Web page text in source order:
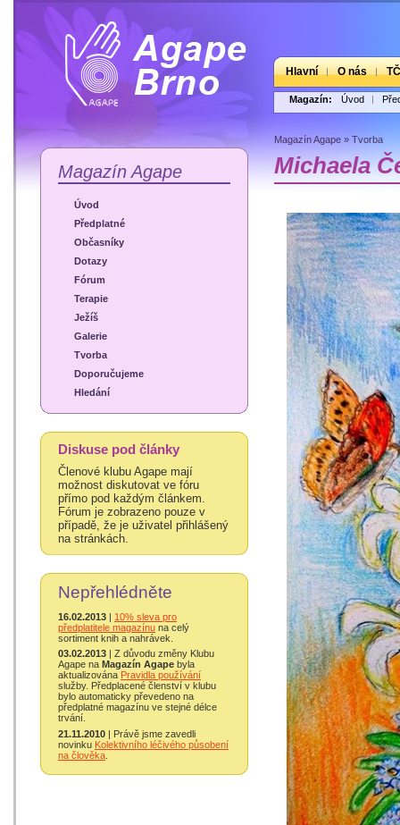
Hlavní O nás
Magazín: Úvod
Magazín Agape
Úvod
Předplatné
Občasníky
Dotazy
Fórum
Terapie
Ježíš
Galerie
Tvorba
Doporučujeme
Hledání
Diskuse pod články
Členové klubu Agape mají
možnost diskutovat ve fóru
přímo pod každým článkem.
Fórum je zobrazeno pouze v
případě, že je uživatel přihlášený
na stránkách.
Nepřehlédněte
16.02.2013 | 10% sleva pro
předplatitele magazínu na celý
sortiment knih a nahrávek.
03.02.2013 | Z důvodu změny Klubu
Agape na Magazín Agape byla
aktualizována Pravidla používání
služby. Předplacené členství v klubu
bylo automaticky převedeno na
předplatné magazínu ve stejné délce
trvání.
21.11.2010 | Právě jsme zavedli
novinku Kolektivního léčivého působení
na člověka
Magazín Agape » Tvorba
Michaela